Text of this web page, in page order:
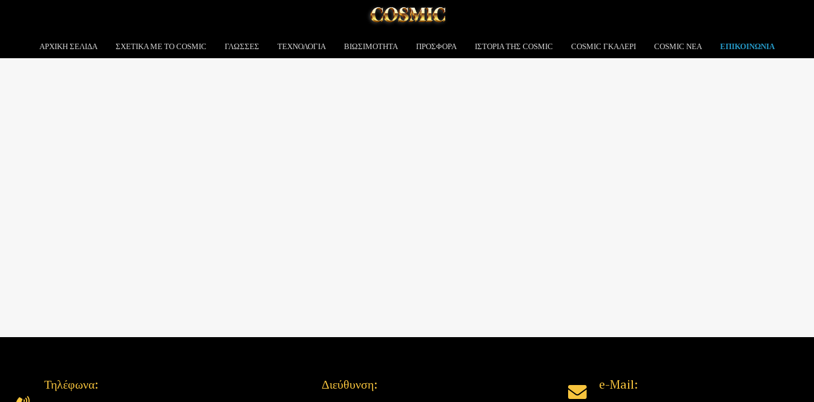
ΑΡΧΙΚΉ ΣΕΛΊΔΑ ΣΧΕΤΙΚΑ ΜΕ ΤΟ COSMIC ΓΛΏΣΣΕΣ ΤΕΧΝΟΛΟΓΙΑ ΒΙΩΣΙΜΌΤΗΤΑ ΠΡΟΣΦΟΡΆ ΙΣΤΟΡΊΑ ΤΗΣ COSMIC COSMIC ΓΚΆΛΕΡΙ COSMIC ΝΈΑ ΕΠΙΚΟΙΝΩΝΊΑ
Τηλέφωνα: Διεύθυνση: e-Mail: